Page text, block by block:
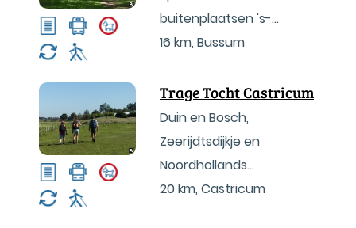
buitenplaatsen 's-
Graveland
16 km, Bussum
Trage Tocht Castricum
Duin en Bosch,
Zeerijdtsdijkje en
Noordhollands
Duinreservaat
20 km, Castricum